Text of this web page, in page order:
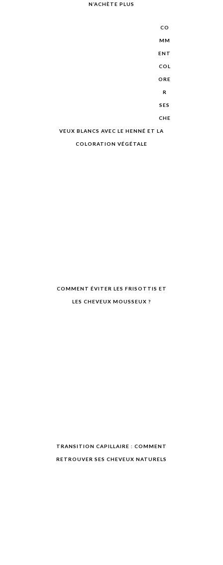
N’ACHÈTE PLUS
CO
MM
ENT
COL
ORE
R
SES
CHE
VEUX BLANCS AVEC LE HENNÉ ET LA
COLORATION VÉGÉTALE
COMMENT ÉVITER LES FRISOTTIS ET
LES CHEVEUX MOUSSEUX ?
TRANSITION CAPILLAIRE : COMMENT
RETROUVER SES CHEVEUX NATURELS